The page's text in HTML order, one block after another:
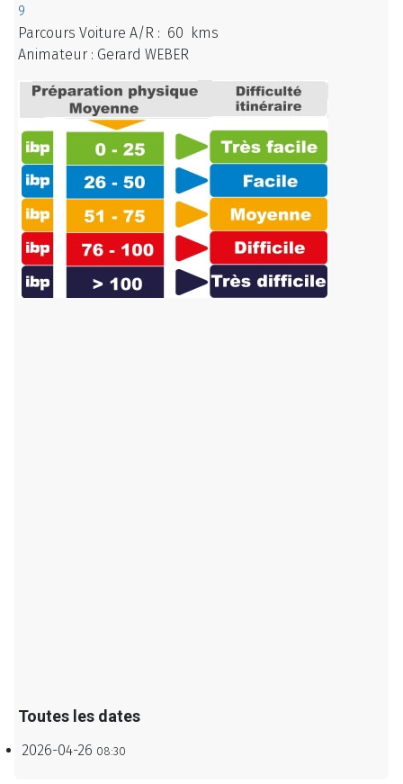
9
Parcours Voiture A/R : 60 kms
Animateur : Gerard WEBER
Toutes les dates
2026-04-26 08:30